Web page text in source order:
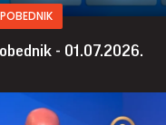
POBEDNIK
- 01.07.2026.